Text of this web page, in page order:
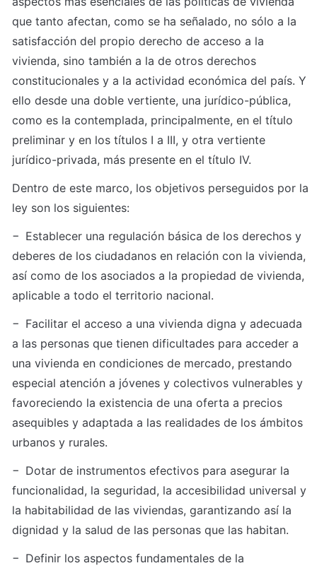
que tanto afectan, como se ha señalado, no sólo a la
satisfacción del propio derecho de acceso a la
vivienda, sino también a la de otros derechos
constitucionales y a la actividad económica del país. Y
ello desde una doble vertiente, una jurídico-pública,
como es la contemplada, principalmente, en el título
preliminar y en los títulos I a III, y otra vertiente
jurídico-privada, más presente en el título IV.
Dentro de este marco, los objetivos perseguidos por la
ley son los siguientes:
− Establecer una regulación básica de los derechos y
deberes de los ciudadanos en relación con la vivienda,
así como de los asociados a la propiedad de vivienda,
aplicable a todo el territorio nacional.
− Facilitar el acceso a una vivienda digna y adecuada
a las personas que tienen dificultades para acceder a
una vivienda en condiciones de mercado, prestando
especial atención a jóvenes y colectivos vulnerables y
favoreciendo la existencia de una oferta a precios
asequibles y adaptada a las realidades de los ámbitos
urbanos y rurales.
− Dotar de instrumentos efectivos para asegurar la
funcionalidad, la seguridad, la accesibilidad universal y
la habitabilidad de las viviendas, garantizando así la
dignidad y la salud de las personas que las habitan.
− Definir los aspectos fundamentales de la